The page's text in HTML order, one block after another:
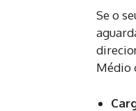
Se o
Médio